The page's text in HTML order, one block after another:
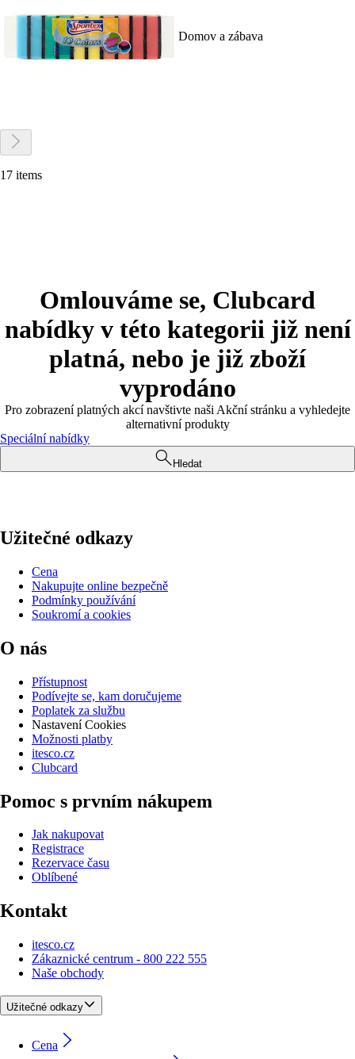
Domov a zábava
17 items
Omlouváme se, Clubcard
nabídky v této kategorii již není
platná, nebo je již zboží
vyprodáno
Pro zobrazení platných akcí navštivte naši Akční stránku a vyhledejte
alternativní produkty
Speciální nabídky
Hledat
Užitečné odkazy
Cena
Nakupujte online bezpečně
Podmínky používání
Soukromí a cookies
O nás
Přístupnost
Podívejte se, kam doručujeme
Poplatek za službu
Nastavení Cookies
Možnosti platby
itesco.cz
Clubcard
Pomoc s prvním nákupem
Jak nakupovat
Registrace
Rezervace času
Oblíbené
Kontakt
itesco.cz
Zákaznické centrum - 800 222 555
Naše obchody
Užitečné odkazy
Cena